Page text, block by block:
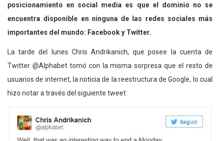
posicionamiento en social media es que el dominio no se
encuentra disponible en ninguna de las redes sociales más
importantes del mundo: Facebook y Twitter.
La tarde del lunes Chris Andrikanich, que posee la cuenta de
Twitter @Alphabet tomó con la misma sorpresa que el resto de
usuarios de internet, la noticia de la reestructura de Google, lo cual
hizo notar a través del siguiente tweet: